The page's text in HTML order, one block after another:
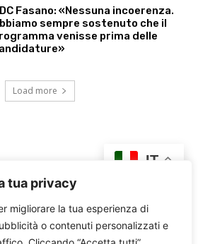
tua privacy
migliorare la tua esperienza di
o contenuti personalizzati e
Fasano: «Nessuna incoerenza.
sempre sostenuto che il
venisse prima delle
Load more